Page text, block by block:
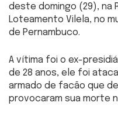
deste domingo (29), na
Loteamento Vilela, no
de Pernambuco.
A vítima foi o ex-
de 28 anos, ele foi
armado de facão que
provocaram sua morte